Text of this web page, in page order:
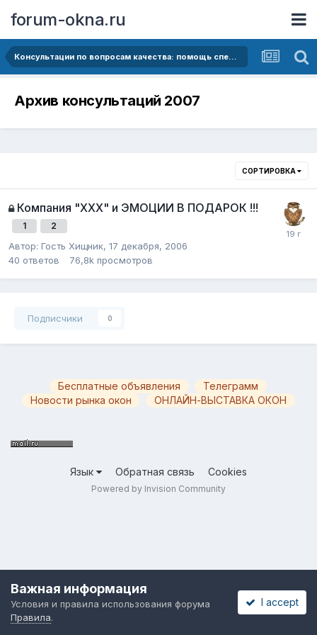
forum-okna.ru
Консультации по вопросам качества: помощь специалиста
Архив консультаций 2007
СОРТИРОВКА
Компания "ХХХ" и ЭМОЦИИ В ПОДАРОК !!!
1 2
Автор: Гость Хищник, 17 декабря, 2006
40 ответов 76,8k просмотров
Подписчики 0
Бесплатные объявления
Телеграмм
Новости рынка окон
ОНЛАЙН-ВЫСТАВКА ОКОН
Язык Обратная связь Cookies
Powered by Invision Community
Важная информация
Условия и правила использования форума
Правила.
I accept